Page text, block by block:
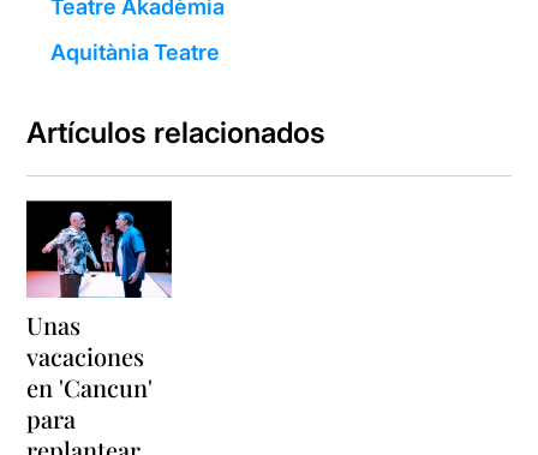
Teatre Akadèmia
Aquitània Teatre
Artículos relacionados
Unas
vacaciones
en 'Cancun'
para